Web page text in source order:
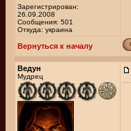
Зарегистрирован:
26.09.2008
Сообщения: 501
Откуда: украина
Вернуться к началу
Ведун
Мудрец